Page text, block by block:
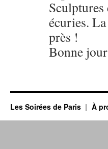
Sculptures
écuries.
près !
Bonne
Les Soirées de Paris À